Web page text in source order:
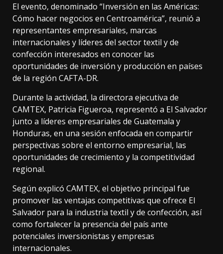
El evento, denominado “Inversión en las Américas:
Cómo hacer negocios en Centroamérica”, reunió a
representantes empresariales, marcas
internacionales y líderes del sector textil y de
confección interesados en conocer las
oportunidades de inversión y producción en países
de la región CAFTA-DR.
Durante la actividad, la directora ejecutiva de
CAMTEX, Patricia Figueroa, representó a El Salvador
junto a líderes empresariales de Guatemala y
Honduras, en una sesión enfocada en compartir
perspectivas sobre el entorno empresarial, las
oportunidades de crecimiento y la competitividad
regional.
Según explicó CAMTEX, el objetivo principal fue
promover las ventajas competitivas que ofrece El
Salvador para la industria textil y de confección, así
como fortalecer la presencia del país ante
potenciales inversionistas y empresas
internacionales.